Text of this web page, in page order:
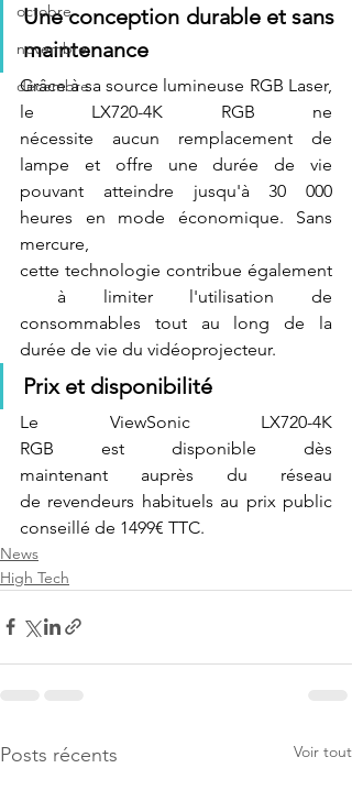
octobre
novembre
décembre
Une conception durable et sans
maintenance
Grâce à sa source lumineuse RGB Laser,
le LX720-4K RGB ne
nécessite aucun remplacement de
lampe et offre une durée de vie
pouvant atteindre jusqu'à 30 000
heures en mode économique. Sans
mercure,
cette technologie contribue également
à limiter l'utilisation de
consommables tout au long de la
durée de vie du vidéoprojecteur.
Prix et disponibilité
Le ViewSonic LX720-4K
RGB est disponible dès
maintenant auprès du réseau
de revendeurs habituels au prix public
conseillé de 1499€ TTC.
News
High Tech
Posts récents Voir tout